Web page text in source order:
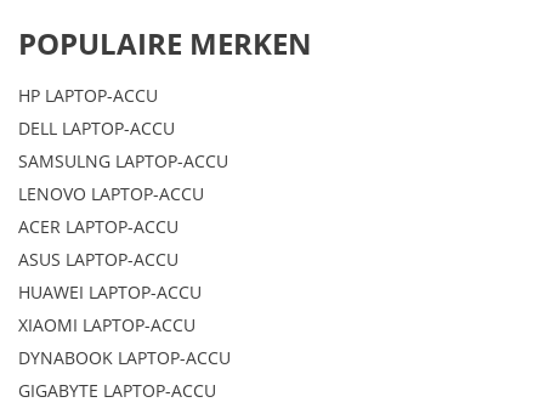
POPULAIRE MERKEN
HP LAPTOP-ACCU
DELL LAPTOP-ACCU
SAMSULNG LAPTOP-ACCU
LENOVO LAPTOP-ACCU
ACER LAPTOP-ACCU
ASUS LAPTOP-ACCU
HUAWEI LAPTOP-ACCU
XIAOMI LAPTOP-ACCU
DYNABOOK LAPTOP-ACCU
GIGABYTE LAPTOP-ACCU